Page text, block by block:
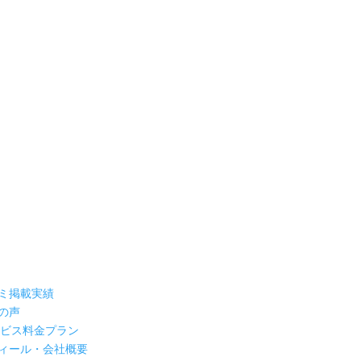
掲載実績
声
ス料金プラン
ール・会社概要